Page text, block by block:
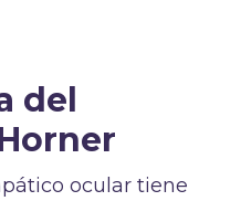
del
ocular tiene